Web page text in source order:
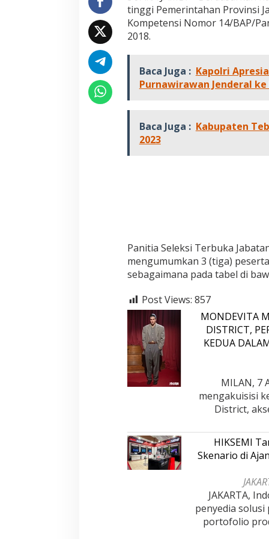
e
s
e
L
e
l
g
p
o
v
a
tinggi Pemerintahan Provinsi
Kompetensi Nomor 14/BAP/
2018.
Baca Juga : Kapolri
Purnawirawan Jenderal ke
Baca Juga : Kabupaten
2023
Panitia Seleksi Terbuka
mengumumkan 3 (tiga)
sebagaimana pada tabel di
Post Views: 857
MONDEVITA
DISTRICT,
KEDUA
MILAN, 7
mengakuisisi
District,
HIKSEMI
Skenario di
JAKARTA,
penyedia
portofolio